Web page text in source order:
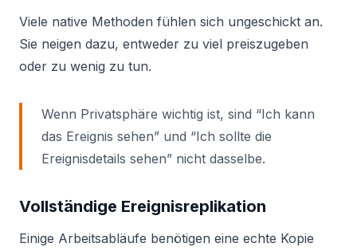
Viele native Methoden fühlen sich ungeschickt an.
Sie neigen dazu, entweder zu viel preiszugeben
oder zu wenig zu tun.
Wenn Privatsphäre wichtig ist, sind “Ich kann
das Ereignis sehen” und “Ich sollte die
Ereignisdetails sehen” nicht dasselbe.
Vollständige Ereignisreplikation
Einige Arbeitsabläufe benötigen eine echte Kopie